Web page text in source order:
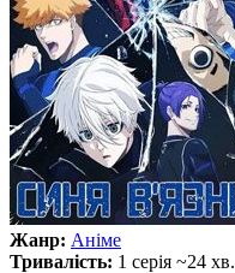
Жанр: Аніме
Тривалість: 1 серія ~24 хв.